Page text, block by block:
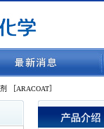
［ARACOAT］